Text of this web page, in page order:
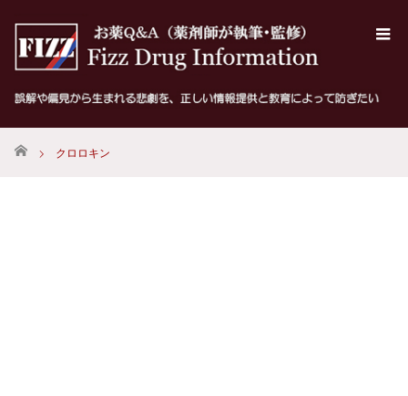
ホーム クロロキン